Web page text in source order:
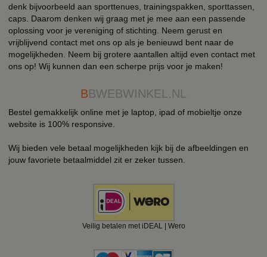
denk bijvoorbeeld aan sporttenues, trainingspakken, sporttassen,
caps. Daarom denken wij graag met je mee aan een passende
oplossing voor je vereniging of stichting. Neem gerust en
vrijblijvend contact met ons op als je benieuwd bent naar de
mogelijkheden. Neem bij grotere aantallen altijd even contact met
ons op! Wij kunnen dan een scherpe prijs voor je maken!
BBWEBWINKEL.NL
Bestel gemakkelijk online met je laptop, ipad of mobieltje onze
website is 100% responsive.
Wij bieden vele betaal mogelijkheden kijk bij de afbeeldingen en
jouw favoriete betaalmiddel zit er zeker tussen.
Veilig betalen met iDEAL | Wero